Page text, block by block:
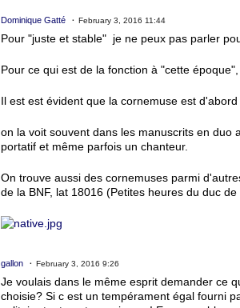
Dominique Gatté February 3, 2016 11:44
Pour "juste et stable" je ne peux pas parler
Pour ce qui est de la fonction à "cette
Il est est évident que la cornemuse est
on la voit souvent dans les manuscrits en duo
portatif et même parfois un chanteur.
On trouve aussi des cornemuses parmi
de la BNF, lat 18016 (Petites heures du duc de
gallon February 3, 2016 9:26
Je voulais dans le même esprit demander ce
choisie? Si c est un tempérament égal fourni